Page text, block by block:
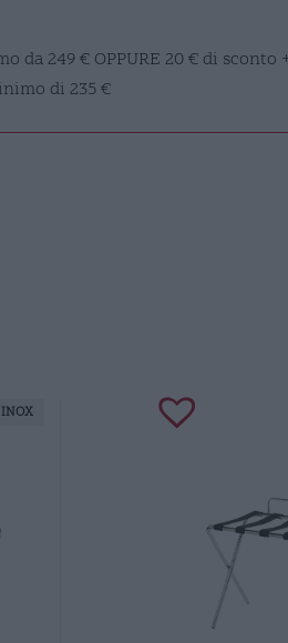
da 249 € OPPURE 20 € di sconto
di 235 €
INOX